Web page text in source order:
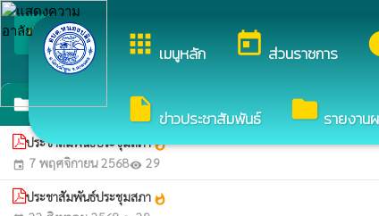
apps เมนูหลัก today ส่วนราชการ
insert_drive_file ข่าวประชาสัมพันธ์ folder รายงา
arrow_back_ios กลับเมนูหลัก ยินดีต้อนรับ
folderประชาสัมพันธ์การประชุมสภาองค์การบริหารส่วน
ประชาสัมพันธ์ประชุมสภาwhatshot
event 7 พฤศจิกายน 2568visibility 29
ประชาสัมพันธ์ประชุมสภา whatshot